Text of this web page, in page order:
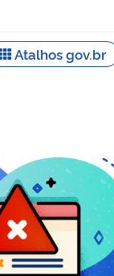
de navegação